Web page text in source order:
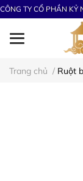
CÔNG TY CỔ PHẦN KỶ
Trang chủ / Ruột